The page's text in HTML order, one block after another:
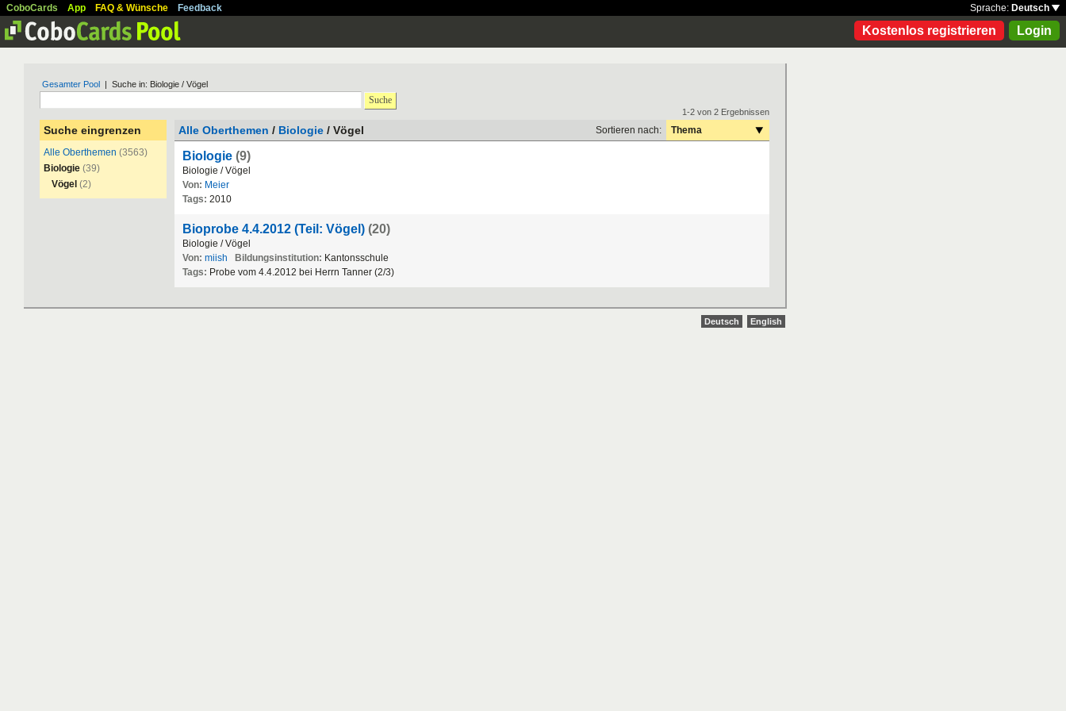
CoboCards App FAQ & Wünsche Feedback Sprache: Deutsch
Kostenlos registrieren Login
Gesamter Pool | Suche in: Biologie / Vögel
Suche
Suche eingrenzen
Alle Oberthemen (3563)
Biologie (39)
Vögel (2)
1-2 von 2 Ergebnissen
Alle Oberthemen / Biologie / Vögel Sortieren nach: Thema
Biologie (9)
Biologie /Vögel
Von: Meier
Tags: 2010
Bioprobe 4.4.2012 (Teil: Vögel) (20)
Biologie /Vögel
Von: miish Bildungsinstitution: Kantonsschule
Tags: Probe vom 4.4.2012 bei Herrn Tanner (2/3)
Deutsch English